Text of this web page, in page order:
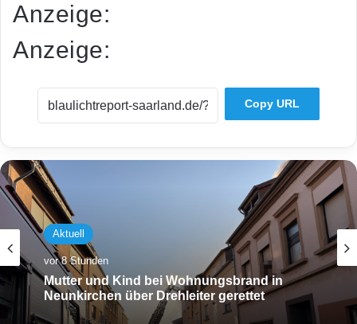
Anzeige:
Anzeige:
Copy URL
Aktuell
vor 8 Stunden
Mutter und Kind bei Wohnungsbrand in
Neunkirchen über Drehleiter gerettet